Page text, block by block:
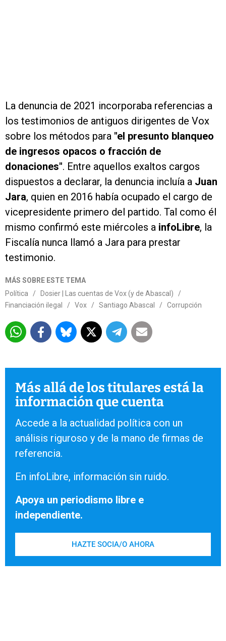
La denuncia de 2021 incorporaba referencias a
los testimonios de antiguos dirigentes de Vox
sobre los métodos para "el presunto blanqueo
de ingresos opacos o fracción de
donaciones". Entre aquellos exaltos cargos
dispuestos a declarar, la denuncia incluía a Juan
Jara, quien en 2016 había ocupado el cargo de
vicepresidente primero del partido. Tal como él
mismo confirmó este miércoles a infoLibre, la
Fiscalía nunca llamó a Jara para prestar
testimonio.
MÁS SOBRE ESTE TEMA
Política
/ Dosier | Las cuentas de Vox (y de Abascal)
/
Financiación ilegal
/ Vox / Santiago Abascal / Corrupción
Más allá de los titulares está la
información que cuenta
Accede a la actualidad política con un
análisis riguroso y de la mano de firmas de
referencia.
En infoLibre, información sin ruido.
Apoya un periodismo libre e
independiente.
HAZTE SOCIA/O AHORA